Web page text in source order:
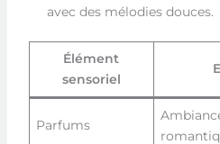
avec des mélodies douces.
Élément
sensoriel
Parfums